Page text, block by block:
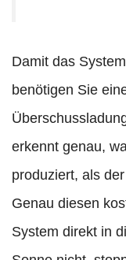
Damit das
benötigen Sie
erkennt genau,
produziert, als
Genau diesen
System direkt in